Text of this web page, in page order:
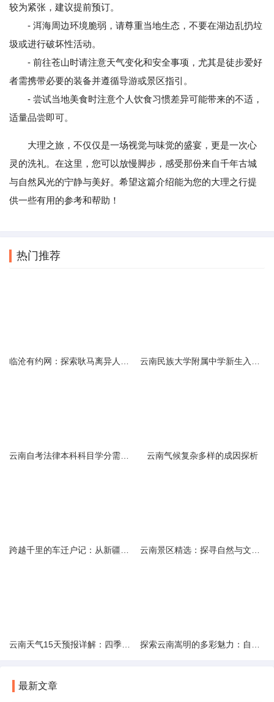
较为紧张，建议提前预订。
- 洱海周边环境脆弱，请尊重当地生态，不要在湖边乱扔垃
圾或进行破坏性活动。
- 前往苍山时请注意天气变化和安全事项，尤其是徒步爱好
者需携带必要的装备并遵循导游或景区指引。
- 尝试当地美食时注意个人饮食习惯差异可能带来的不适，
适量品尝即可。
大理之旅，不仅仅是一场视觉与味觉的盛宴，更是一次心
灵的洗礼。在这里，您可以放慢脚步，感受那份来自千年古城
与自然风光的宁静与美好。希望这篇介绍能为您的大理之行提
供一些有用的参考和帮助！
热门推荐
云南气候复杂多样的成因探析
最新文章